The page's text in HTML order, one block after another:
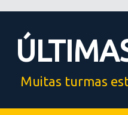
Muitas turmas